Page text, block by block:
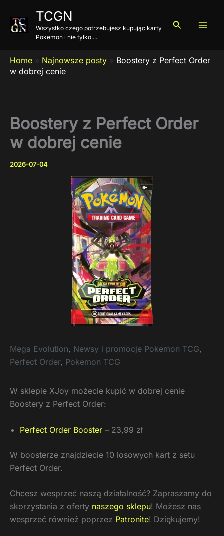
treści
TCGN
Wszystko czego potrzebujesz kupując karty
Pokemon i nie tylko....
Szukaj
Home » Najnowsze posty » Boostery z Perfect Order
w dobrej cenie
Boostery z Perfect Order
w dobrej cenie
2026-07-04
Mega Evolution, Newsy i promocje Pokemon TCG,
Perfect Order, Pokemon TCG
W sklepie XJoy możecie kupić w dobrej cenie
Boostery z Perfect Order:
Perfect Order Booster – 23,99 zł
W boosterze znajdziecie 10 losowych kart z setu
Perfect Order.
Chcesz wesprzeć naszą działalność? Zapraszamy do
skorzystania z oferty naszego sklepu! Możesz nas
wesprzeć również poprzez Patronite! Dziękujemy!